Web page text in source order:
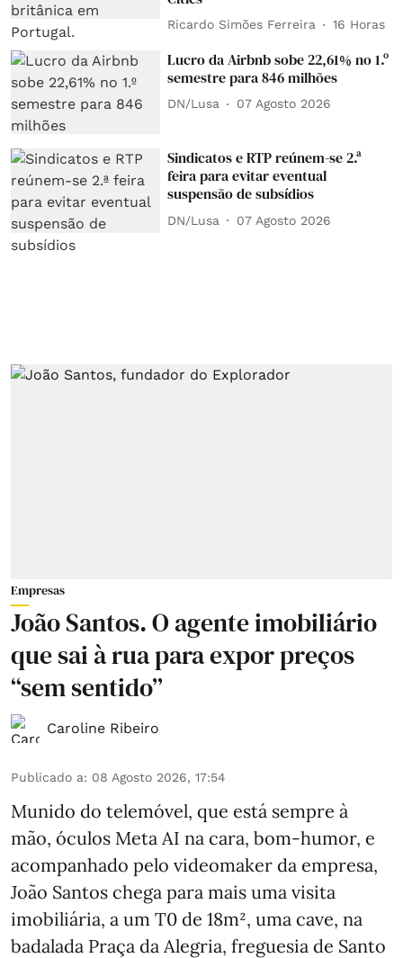
Ricardo Simões Ferreira 16 Horas
Lucro da Airbnb sobe 22,61% no 1.º
semestre para 846 milhões
DN/Lusa 07 Agosto 2026
Sindicatos e RTP reúnem-se 2.ª
feira para evitar eventual
suspensão de subsídios
DN/Lusa 07 Agosto 2026
Empresas
João Santos. O agente imobiliário
que sai à rua para expor preços
“sem sentido”
Caroline Ribeiro
Publicado a: 08 Agosto 2026, 17:54
Munido do telemóvel, que está sempre à
mão, óculos Meta AI na cara, bom-humor, e
acompanhado pelo videomaker da empresa,
João Santos chega para mais uma visita
imobiliária, a um T0 de 18m², uma cave, na
badalada Praça da Alegria, freguesia de Santo